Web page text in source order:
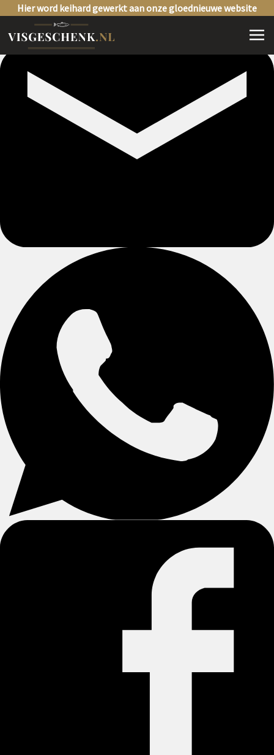
Hier word keihard gewerkt aan onze gloednieuwe website
Video en blogbericht
Deel dit: